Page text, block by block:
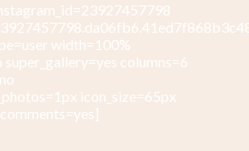
width=100%
columns=6
icon_size=65px